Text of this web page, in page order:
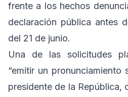
frente a los hechos
declaración pública antes
del 21 de junio.
Una de las solicitudes
“emitir un
presidente de la República,